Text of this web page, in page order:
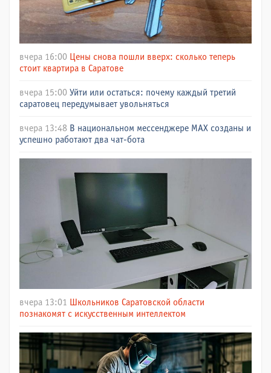
вчера 16:00 Цены снова пошли вверх: сколько теперь
стоит квартира в Саратове
вчера 15:00 Уйти или остаться: почему каждый третий
саратовец передумывает увольняться
вчера 13:48 В национальном мессенджере МАХ созданы и
успешно работают два чат-бота
вчера 13:01
Школьников Саратовской области
познакомят с искусственным интеллектом